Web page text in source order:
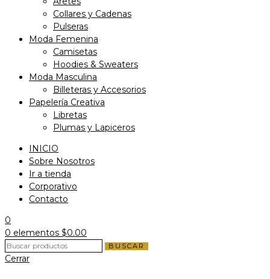
Collares y Cadenas
Pulseras
Moda Femenina
Camisetas
Hoodies & Sweaters
Moda Masculina
Billeteras y Accesorios
Papelería Creativa
Libretas
Plumas y Lapiceros
INICIO
Sobre Nosotros
Ir a tienda
Corporativo
Contacto
0
0 elementos $0.00
BUSCAR
Cerrar